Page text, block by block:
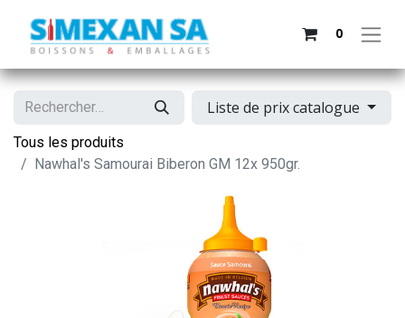
0
Liste de prix catalogue
Tous les produits
Nawhal's Samourai Biberon GM 12x 950gr.